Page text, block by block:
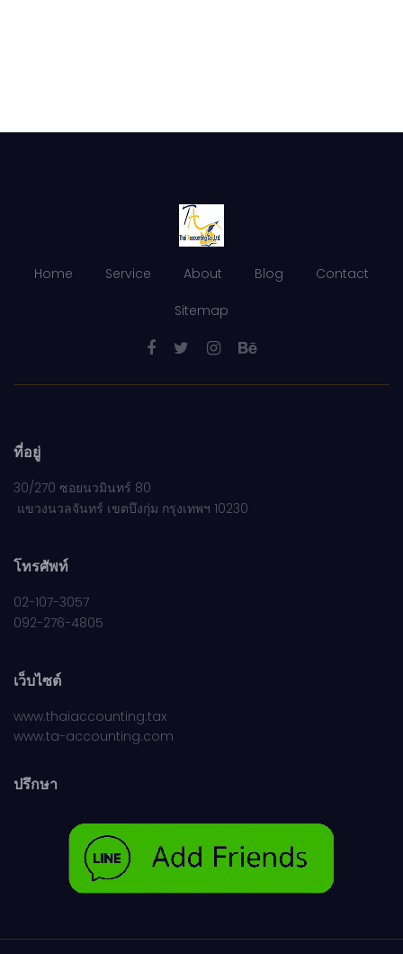
Home Service About Blog Contact
Sitemap
ที่อยู่
30/270 ซอยนวมินทร์ 80
แขวงนวลจันทร์ เขตบึงกุ่ม กรุงเทพฯ 10230
โทรศัพท์
02-107-3057
092-276-4805
เว็บไซต์
www.thaiaccounting.tax
www.ta-accounting.com
ปรึกษา